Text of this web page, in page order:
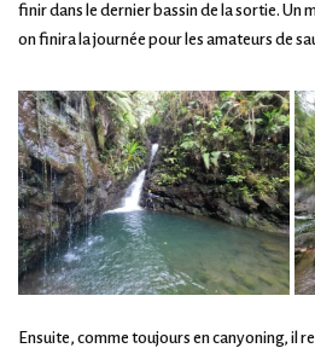
finir dans le dernier bassin de la sortie. Un
on finira la journée pour les amateurs de
Ensuite, comme toujours en canyoning, il